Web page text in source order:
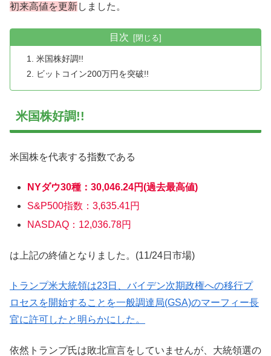
初来高値を更新しました。
目次
米国株好調!!
ビットコイン200万円を突破!!
米国株好調!!
米国株を代表する指数である
NYダウ30種：30,046.24円(過去最高値)
S&P500指数：3,635.41円
NASDAQ：12,036.78円
は上記の終値となりました。(11/24日市場)
トランプ米大統領は23日、バイデン次期政権への移行プ
ロセスを開始することを一般調達局(GSA)のマーフィー長
官に許可したと明らかにした。
依然トランプ氏は敗北宣言をしていませんが、大統領選の